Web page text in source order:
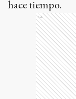
hace tiempo.
Ads